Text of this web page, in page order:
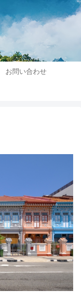
お問い合わせ